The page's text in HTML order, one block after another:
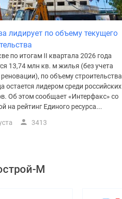
лидирует по объему текущего
по итогам II квартала 2026 года
13,74 млн кв. м жилья (без учета
по объему строительства
остается лидером среди российских
Об этом сообщает «Интерфакс» со
на рейтинг Единого ресурса...
3413
М